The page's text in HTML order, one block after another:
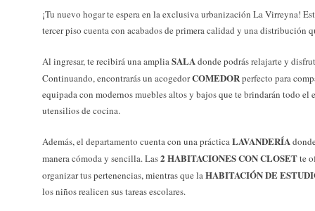
¡Tu nuevo hogar te espera en la exclusiva urbanización La Virreyna!
tercer piso cuenta con acabados de primera calidad y una distribución
Al ingresar, te recibirá una ampliaSALAdonde podrás relajarte y
Continuando, encontrarás un acogedorCOMEDORperfecto para
equipada con modernos muebles altos y bajos que te brindarán todo el
utensilios de cocina.
Además, el departamento cuenta con una prácticaLAVANDERÍA
manera cómoda y sencilla. Las2 HABITACIONES CON CLOSETte
organizar tus pertenencias, mientras que laHABITACIÓN DE
los niños realicen sus tareas escolares.